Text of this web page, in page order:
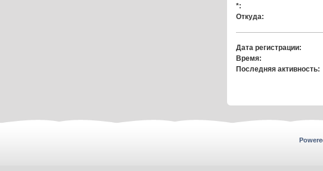
*:
Откуда:
Дата регистрации:
Время:
Последняя активность: